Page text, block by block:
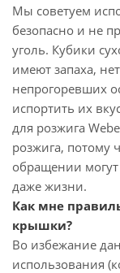
Мы советуем
безопасно и не
уголь. Кубики
имеют запаха,
непрогоревших
испортить их
для розжига
розжига, потому
обращении могут
даже жизни.
Как мне
крышки?
Во избежание
использования